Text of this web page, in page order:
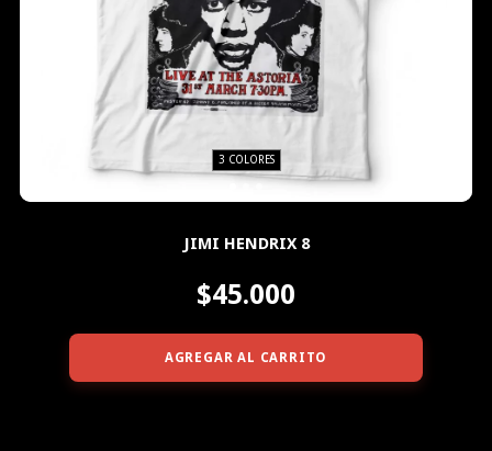
3 COLORES
JIMI HENDRIX 8
$45.000
AGREGAR AL CARRITO